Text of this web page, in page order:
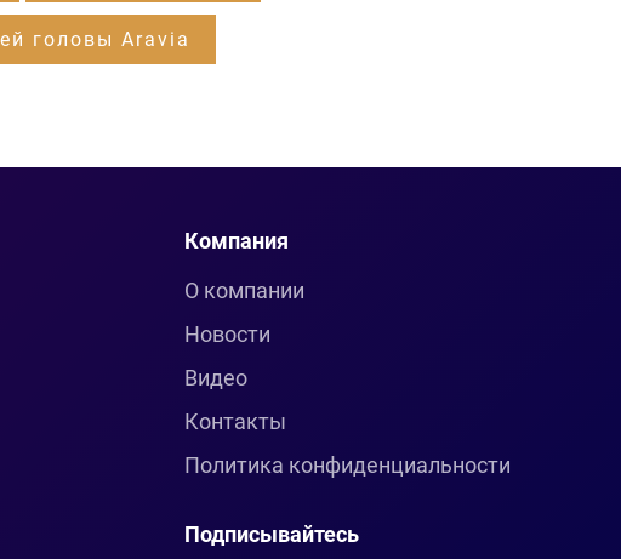
головы Aravia
Компания
О компании
Новости
Видео
Контакты
Политика конфиденциальности
Подписывайтесь